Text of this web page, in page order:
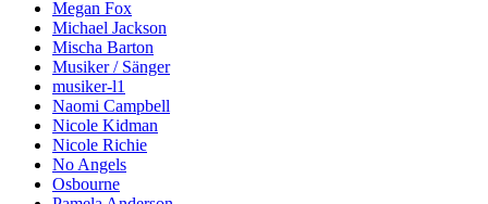
Megan Fox
Michael Jackson
Mischa Barton
Musiker / Sänger
musiker-l1
Naomi Campbell
Nicole Kidman
Nicole Richie
No Angels
Osbourne